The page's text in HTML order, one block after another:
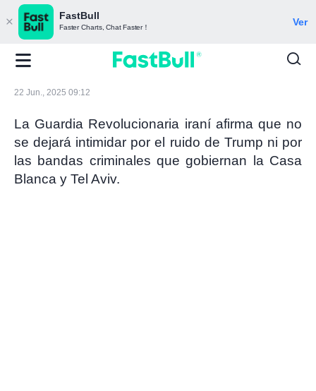
FastBull
Faster Charts, Chat Faster！ Ver
22 Jun., 2025 09:12
La Guardia Revolucionaria iraní afirma que no
se dejará intimidar por el ruido de Trump ni por
las bandas criminales que gobiernan la Casa
Blanca y Tel Aviv.